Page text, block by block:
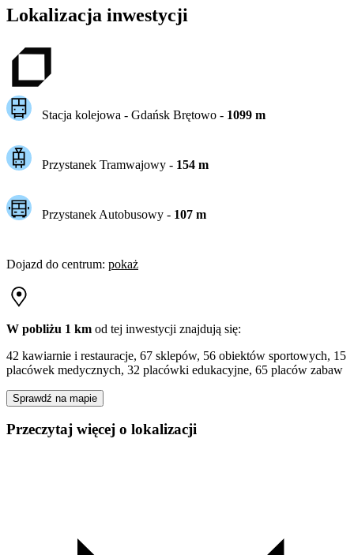
Lokalizacja inwestycji
Stacja kolejowa - Gdańsk Brętowo- 1099m
Przystanek Tramwajowy - 154m
Przystanek Autobusowy - 107m
Dojazd do centrum: pokaż
W pobliżu 1 km od tej inwestycji znajdują się:
42 kawiarnie i restauracje, 67 sklepów, 56 obiektów sportowych, 15
placówek medycznych, 32 placówki edukacyjne, 65 placów zabaw
Sprawdź na mapie
Przeczytaj więcej o lokalizacji